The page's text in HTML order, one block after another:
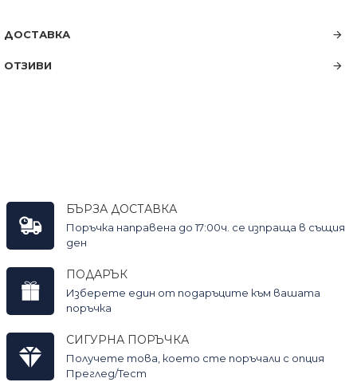
ДОСТАВКА
ОТЗИВИ
БЪРЗА ДОСТАВКА
Поръчка направена до 17:00ч. се изпраща в същия
ден
ПОДАРЪК
Изберете един от подаръците към вашата
поръчка
СИГУРНА ПОРЪЧКА
Получете това, което сте поръчали с опция
Преглед/Тест